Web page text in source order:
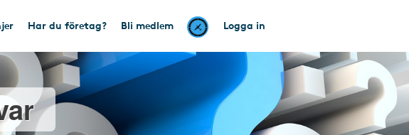
Har du företag? Bli medlem Logga in